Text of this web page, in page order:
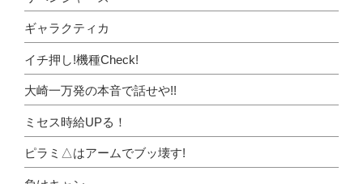
ギャラクティカ
イチ押し!機種Check!
大崎一万発の本音で話せや!!
ミセス時給UPる！
ピラミ△はアームでブッ壊す!